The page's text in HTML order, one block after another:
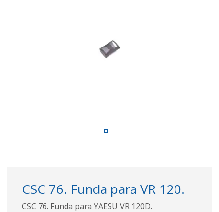
CSC 76. Funda para VR 120.
CSC 76. Funda para YAESU VR 120D.